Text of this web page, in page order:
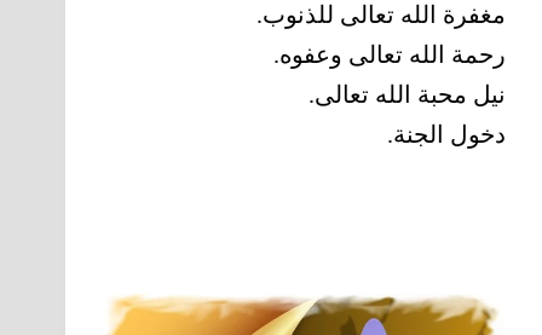
مغفرة الله تعالى للذنوب.
رحمة الله تعالى وعفوه.
نيل محبة الله تعالى.
دخول الجنة.